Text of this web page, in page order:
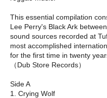
This essential compilation
Lee Perry's Black Ark
sound sources recorded at
most accomplished
for the first time in twenty
（Dub Store Records）
Side A
1. Crying Wolf